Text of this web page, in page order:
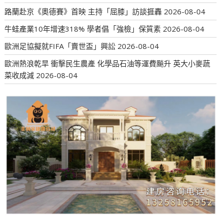
路蘭赴京《奧德賽》首映 主持「屈膝」訪談捱轟 2026-08-04
牛蛙產業10年增速318% 學者倡「強檢」保質素 2026-08-04
歐洲足協擬就FIFA「賣世盃」興訟 2026-08-04
歐洲熱浪乾旱 衝擊民生農產 化學品石油等運費飈升 英大小麥蔬
菜收成減 2026-08-04